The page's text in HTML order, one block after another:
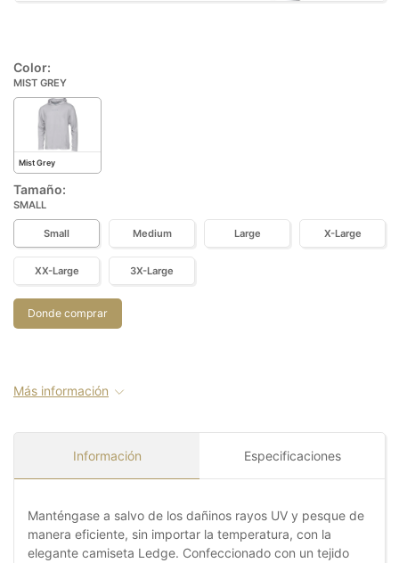
Color:
MIST GREY
Mist Grey
Tamaño:
SMALL
Small Medium Large X-Large
XX-Large 3X-Large
Donde comprar
Más información
Información Especificaciones
Manténgase a salvo de los dañinos rayos UV y pesque de
manera eficiente, sin importar la temperatura, con la
elegante camiseta Ledge. Confeccionado con un tejido